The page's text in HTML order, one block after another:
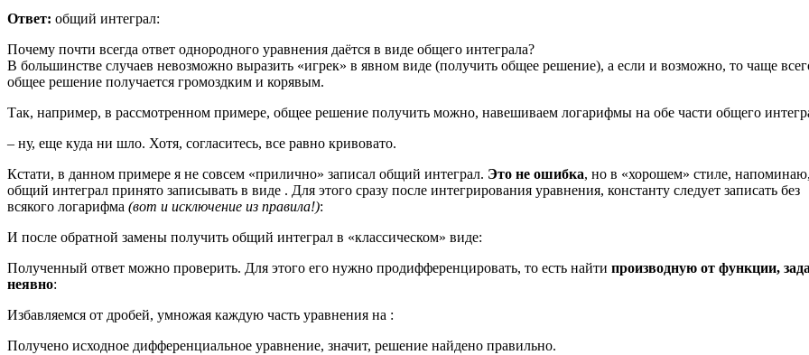
Ответ: общий интеграл:
Почему почти всегда ответ однородного уравнения даётся в виде общего интеграла?
В большинстве случаев невозможно выразить «игрек» в явном виде (получить общее решение), а если и возможно, то чаще
общее решение получается громоздким и корявым.
Так, например, в рассмотренном примере, общее решение получить можно, навешиваем логарифмы на обе части общего
– ну, еще куда ни шло. Хотя, согласитесь, все равно кривовато.
Кстати, в данном примере я не совсем «прилично» записал общий интеграл. Это не ошибка, но в «хорошем» стиле,
общий интеграл принято записывать в виде . Для этого сразу после интегрирования уравнения, константу следует записать без
всякого логарифма (вот и исключение из правила!):
И после обратной замены получить общий интеграл в «классическом» виде:
Полученный ответ можно проверить. Для этого его нужно продифференцировать, то есть найти производную от функции,
неявно:
Избавляемся от дробей, умножая каждую часть уравнения на :
Получено исходное дифференциальное уравнение, значит, решение найдено правильно.